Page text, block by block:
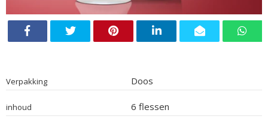
Verpakking Doos
inhoud 6 flessen